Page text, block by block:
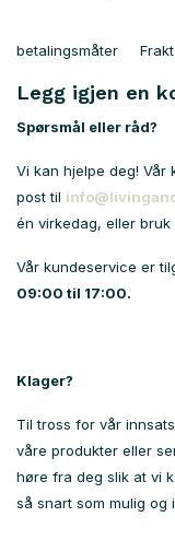
betalingsmåter
Legg igjen en
Spørsmål eller råd?
Vi kan hjelpe deg! Vår
post til
én virkedag, eller
Vår kundeservice er
09:00 til 17:00.
Klager?
Til tross for vår
våre produkter eller
høre fra deg slik at vi
så snart som mulig og